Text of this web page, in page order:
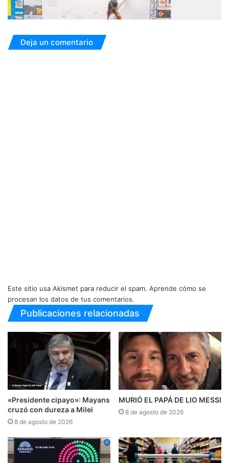
Deja un comentario
Este sitio usa Akismet para reducir el spam. Aprende cómo se
procesan los datos de tus comentarios.
Publicaciones relacionadas
«Presidente cipayo»: Mayans
cruzó con dureza a Milei
8 de agosto de 2026
MURIÓ EL PAPÁ DE LIO MESSI
8 de agosto de 2026